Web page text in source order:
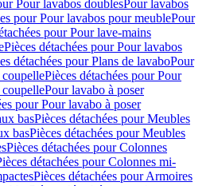
Pour lavabos doublesPour lavabos
pour Pour lavabos pour meublePour
pour Pour lave-mains
Pièces détachées pour Pour lavabos
détachées pour Plans de lavaboPour
coupellePièces détachées pour Pour
coupellePour lavabo à poser
pour Pour lavabo à poser
basPièces détachées pour Meubles
basPièces détachées pour Meubles
Pièces détachées pour Colonnes
détachées pour Colonnes mi-
Pièces détachées pour Armoires